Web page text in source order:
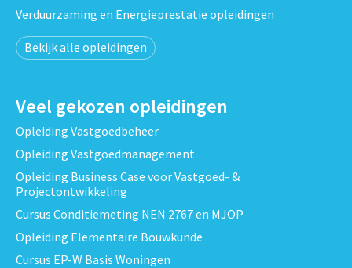
Verduurzaming en Energieprestatie opleidingen
Bekijk alle opleidingen
Veel gekozen opleidingen
Opleiding Vastgoedbeheer
Opleiding Vastgoedmanagement
Opleiding Business Case voor Vastgoed- &
Projectontwikkeling
Cursus Conditiemeting NEN 2767 en MJOP
Opleiding Elementaire Bouwkunde
Cursus EP-W Basis Woningen